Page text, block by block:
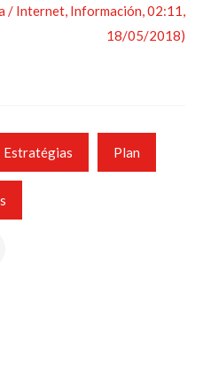
/ Internet, Información, 02:11,
18/05/2018)
Estratégias Plan